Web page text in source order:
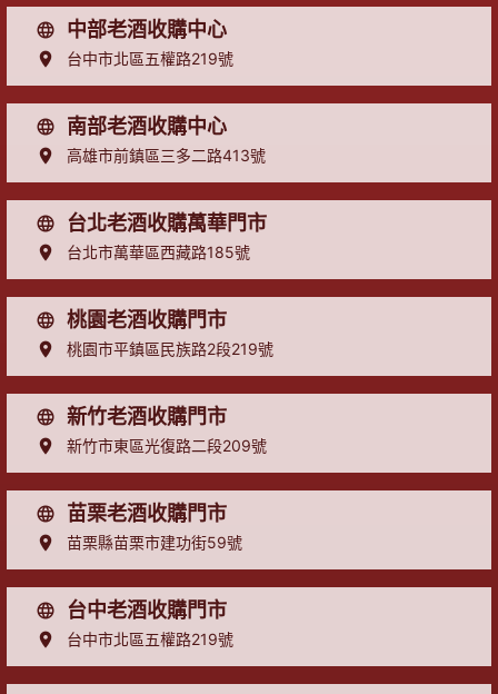
中部老酒收購中心
台中市北區五權路219號
南部老酒收購中心
高雄市前鎮區三多二路413號
台北老酒收購萬華門市
台北市萬華區西藏路185號
桃園老酒收購門市
桃園市平鎮區民族路2段219號
新竹老酒收購門市
新竹市東區光復路二段209號
苗栗老酒收購門市
苗栗縣苗栗市建功街59號
台中老酒收購門市
台中市北區五權路219號